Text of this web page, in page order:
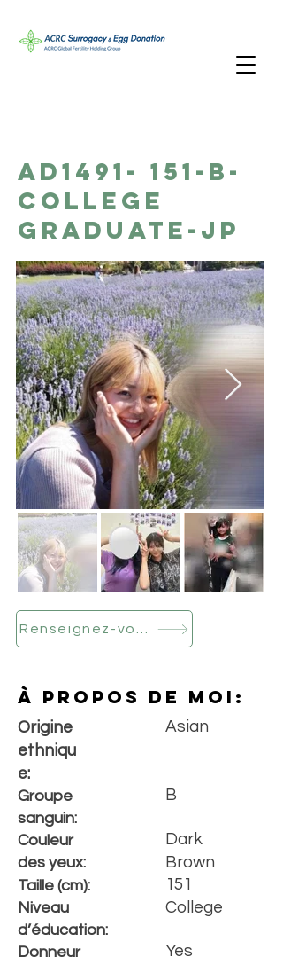
AD1491- 151-B-
College
Graduate-JP
À propos de moi:
Origine
ethniqu
e:
Groupe
sanguin:
Couleur
des yeux:
Taille (cm):
Niveau
d’éducation:
Donneur
Asian
B
Dark
Brown
151
College
Yes